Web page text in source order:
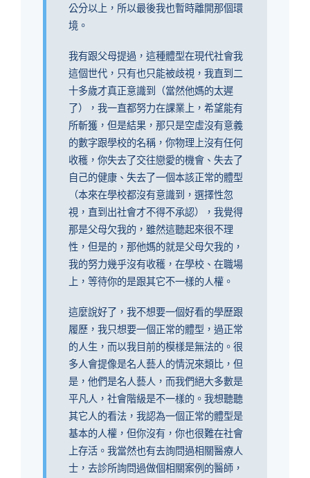
公分以上，所以最後我也暫時離開那個環
境。
我有跟父母提過，這種體型在現代社會我
這個世代，只有也只能被歧視，我直到二
十多歲才真正意識到（當然他媽的太遲
了），我一直都努力在課業上，希望能有
所斬獲，但是結果，那只是空虛沒有意義
的數字跟學校的名稱，你物理上沒有任何
收穫，你失去了交往戀愛的機會、失去了
自己的健康、失去了一個本該正常的體型
（本來在學校都沒有意識到，選擇性忽
視，直到出社會才不得不承認），我覺得
那是父母欠我的，雖然這聽起來很不理
性，但是的，那他媽的就是父母欠我的，
我的努力幾乎沒有收穫，在學校、在職場
上，等待你的是跟其它不一樣的人權。
這麼說好了，我不想要一個好看的學歷跟
履歷，我只想要一個正常的體型，過正常
的人生，而以我目前的模樣是無法的。很
多人會提像是名人藝人的情況來類比，但
是，他們是名人藝人，而我們絕大多數是
平凡人，社會階級是不一樣的。我想聽聽
其它人的看法，我認為一個正常的體型是
基本的人權，但你沒有，你也很難在社會
上存活。我當然也有去詢問過相關醫療人
士，去診所詢問過做個相關案例的醫師，